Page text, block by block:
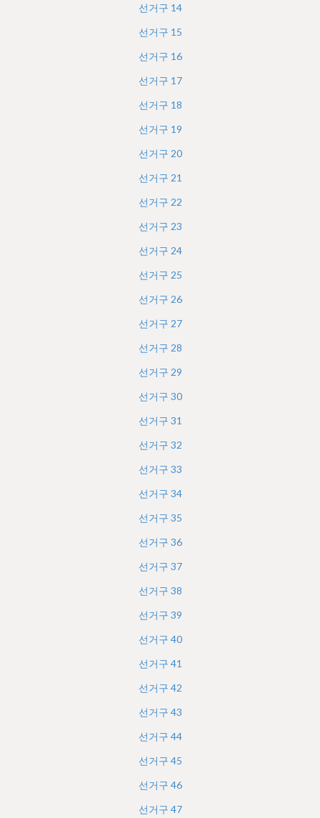
선거구 14
선거구 15
선거구 16
선거구 17
선거구 18
선거구 19
선거구 20
선거구 21
선거구 22
선거구 23
선거구 24
선거구 25
선거구 26
선거구 27
선거구 28
선거구 29
선거구 30
선거구 31
선거구 32
선거구 33
선거구 34
선거구 35
선거구 36
선거구 37
선거구 38
선거구 39
선거구 40
선거구 41
선거구 42
선거구 43
선거구 44
선거구 45
선거구 46
선거구 47